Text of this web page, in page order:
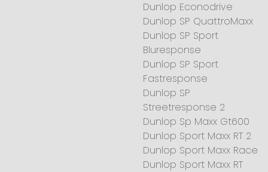
Dunlop Econodrive
Dunlop SP QuattroMaxx
Dunlop SP Sport
Bluresponse
Dunlop SP Sport
Fastresponse
Dunlop SP
Streetresponse 2
Dunlop Sp Maxx Gt600
Dunlop Sport Maxx RT 2
Dunlop Sport Maxx Race
Dunlop Sport Maxx RT